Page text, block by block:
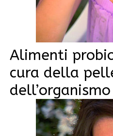
Alimenti
cura della
dell’organismo